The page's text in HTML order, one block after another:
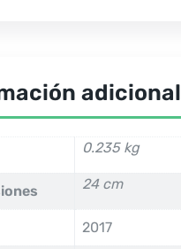
adicional
0.235 kg
24 cm
2017